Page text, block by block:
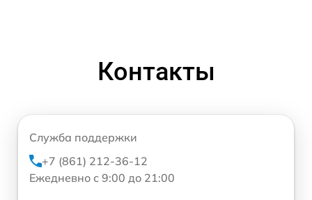
Контакты
Служба поддержки
+7 (861) 212-36-12
Ежедневно с 9:00 до 21:00